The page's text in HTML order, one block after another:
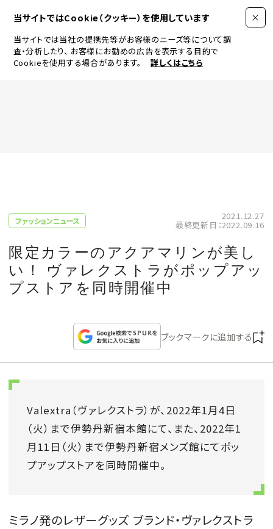
当サイトではCookie（クッキー）を使用しています
当サイトでは当社の提携先等がお客様のニーズ等について調
査・分析したり、 お客様にお勧めの広告を表示する目的で
Cookieを使用する場合があります。
詳しくはこちら
LIFESTYLE
CULTURE
COLLECTION
WEDDING
FORTUNE
SDGs
ファッションニュース 2021.12.27
最終更新日：2022.09.16
限定カラーのアクアマリンが美し
い！ ヴァレクストラがポップアッ
プストアを同時開催中
ブックマークに追加する
Valextra （ヴァレクストラ）が、 2022年1月4日
（火）まで伊勢丹新宿本館にて、また、 2022年1
月 11 日（火）まで伊勢丹新宿メンズ館にてポッ
プアップストアを同時開催中。
ミラノ発のレザーグッズ ブランド・ヴァレクストラ